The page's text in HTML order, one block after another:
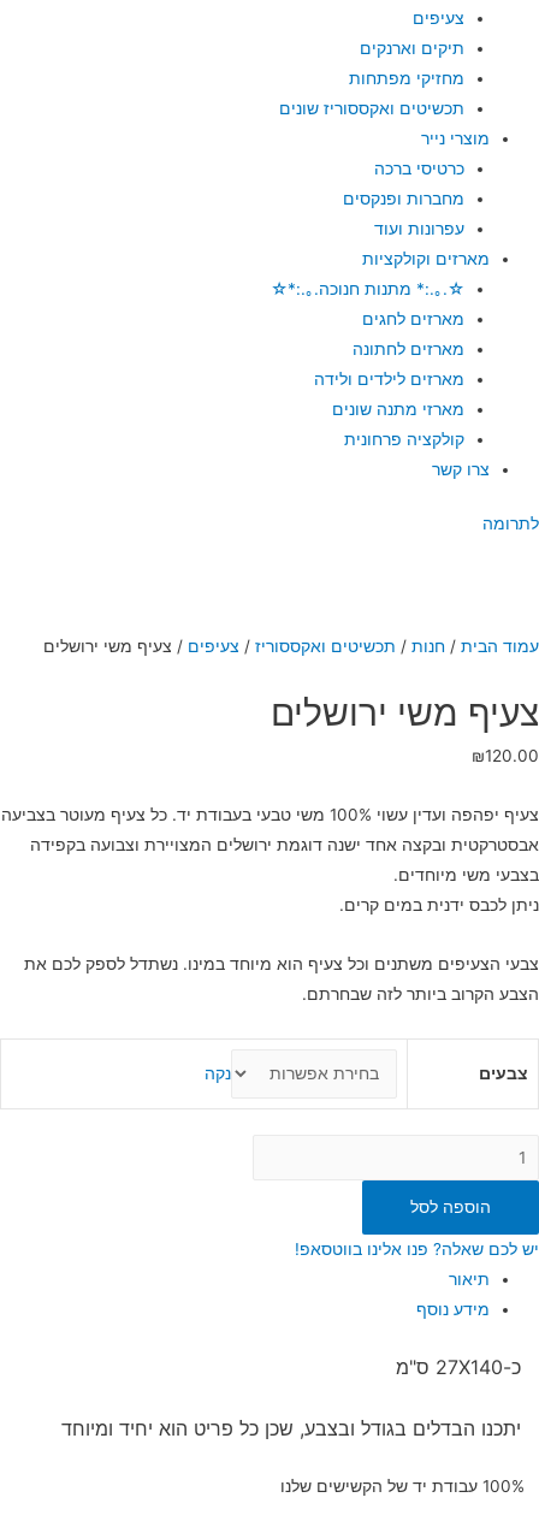
צעיפים
תיקים וארנקים
מחזיקי מפתחות
תכשיטים ואקססוריז שונים
מוצרי נייר
כרטיסי ברכה
מחברות ופנקסים
עפרונות ועוד
מארזים וקולקציות
☆.｡.:* מתנות חנוכה.｡.:*☆
מארזים לחגים
מארזים לחתונה
מארזים לילדים ולידה
מארזי מתנה שונים
קולקציה פרחונית
צרו קשר
לתרומה
עמוד הבית / חנות / תכשיטים ואקססוריז / צעיפים / צעיף משי ירושלים
צעיף משי ירושלים
₪120.00
צעיף יפהפה ועדין עשוי 100% משי טבעי בעבודת יד. כל צעיף מעוטר בצביעה
אבסטרקטית ובקצה אחד ישנה דוגמת ירושלים המצויירת וצבועה בקפידה
בצבעי משי מיוחדים.
ניתן לכבס ידנית במים קרים.
צבעי הצעיפים משתנים וכל צעיף הוא מיוחד במינו. נשתדל לספק לכם את
הצבע הקרוב ביותר לזה שבחרתם.
צבעים נקה
כמות
של
משי
הוספה לסל
יש לכם שאלה? פנו אלינו בווטסאפ!
תיאור
מידע נוסף
כ-27X140 ס"מ
יתכנו הבדלים בגודל ובצבע, שכן כל פריט הוא יחיד ומיוחד